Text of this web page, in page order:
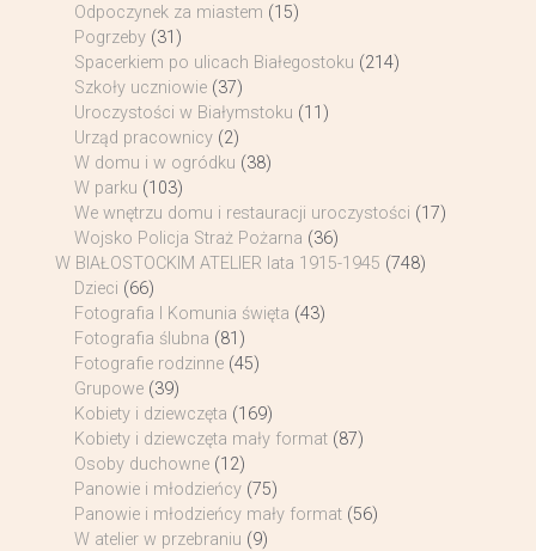
Odpoczynek za miastem (15)
Pogrzeby (31)
Spacerkiem po ulicach Białegostoku (214)
Szkoły uczniowie (37)
Uroczystości w Białymstoku (11)
Urząd pracownicy (2)
W domu i w ogródku (38)
W parku (103)
We wnętrzu domu i restauracji uroczystości (17)
Wojsko Policja Straż Pożarna (36)
W BIAŁOSTOCKIM ATELIER lata 1915-1945 (748)
Dzieci (66)
Fotografia I Komunia święta (43)
Fotografia ślubna (81)
Fotografie rodzinne (45)
Grupowe (39)
Kobiety i dziewczęta (169)
Kobiety i dziewczęta mały format (87)
Osoby duchowne (12)
Panowie i młodzieńcy (75)
Panowie i młodzieńcy mały format (56)
W atelier w przebraniu (9)